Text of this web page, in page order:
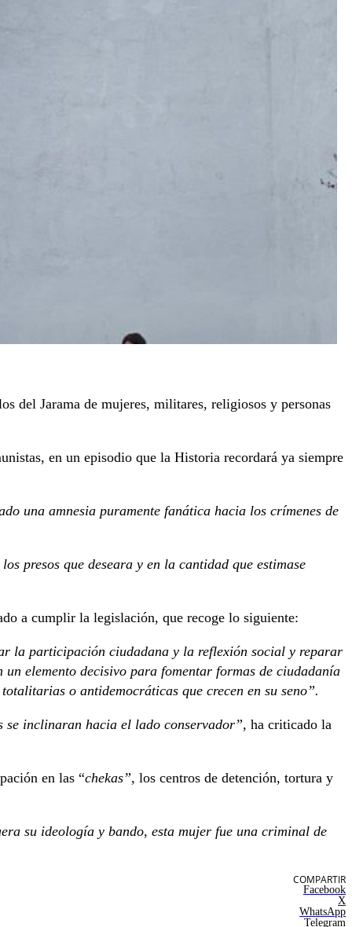
del Jarama de mujeres, militares, religiosos y personas
en un episodio que la Historia recordará ya siempre
una amnesia puramente fanática hacia los crímenes de
presos que deseara y en la cantidad que estimase
a cumplir la legislación, que recoge lo siguiente:
la participación ciudadana y la reflexión social y reparar
elemento decisivo para fomentar formas de ciudadanía
o antidemocráticas que crecen en su seno”.
se inclinaran hacia el lado conservador”, ha criticado la
en las “chekas”, los centros de detención, tortura y
su ideología y bando, esta mujer fue una criminal de
COMPARTIR
Facebook
X
WhatsApp
Telegram